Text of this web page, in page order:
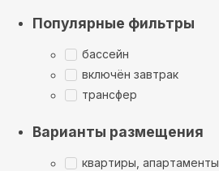
Популярные фильтры
бассейн
включён завтрак
трансфер
Варианты размещения
квартиры, апартаменты